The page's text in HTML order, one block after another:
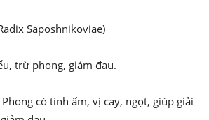
Saposhnikoviae)
trừ phong, giảm đau.
có tính ấm, vị cay, ngọt, giúp giải